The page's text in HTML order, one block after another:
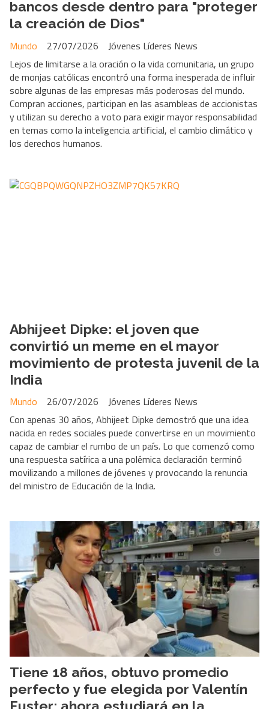
bancos desde dentro para "proteger
la creación de Dios"
Jóvenes Líderes News
Mundo
27/07/2026
Lejos de limitarse a la oración o la vida comunitaria, un grupo
de monjas católicas encontró una forma inesperada de influir
sobre algunas de las empresas más poderosas del mundo.
Compran acciones, participan en las asambleas de accionistas
y utilizan su derecho a voto para exigir mayor responsabilidad
en temas como la inteligencia artificial, el cambio climático y
los derechos humanos.
Abhijeet Dipke: el joven que
convirtió un meme en el mayor
movimiento de protesta juvenil de la
India
Jóvenes Líderes News
Mundo
26/07/2026
Con apenas 30 años, Abhijeet Dipke demostró que una idea
nacida en redes sociales puede convertirse en un movimiento
capaz de cambiar el rumbo de un país. Lo que comenzó como
una respuesta satírica a una polémica declaración terminó
movilizando a millones de jóvenes y provocando la renuncia
del ministro de Educación de la India.
Tiene 18 años, obtuvo promedio
perfecto y fue elegida por Valentín
Fuster: ahora estudiará en la